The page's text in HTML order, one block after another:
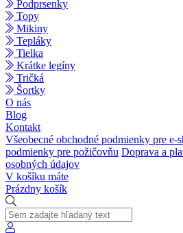
Podprsenky
Topy
Mikiny
Tepláky
Tielka
Krátke legíny
Tričká
Šortky
O nás
Blog
Kontakt
Všeobecné obchodné podmienky pre e-
podmienky pre požičovňu Doprava a
osobných údajov
V košíku máte
Prázdny košík